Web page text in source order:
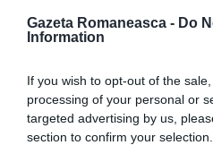
Gazeta Romaneasca - Do
Information
If you wish to opt-out of the
processing of your personal or
targeted advertising by us,
section to confirm your
degenerează, ajungându-se
Foggia, româncă
sechestrată și